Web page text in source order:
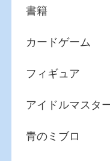
書籍
カードゲーム
フィギュア
アイドルマスタ
青のミブロ